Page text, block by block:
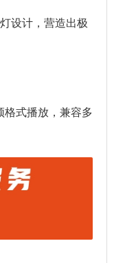
设计，营造出极
格式播放，兼容多